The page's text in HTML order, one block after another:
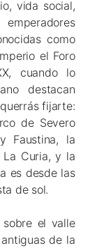
vida social,
como
el Foro
cuando lo
destacan
fijarte:
de Severo
Faustina, la
La Curia, y la
es desde las
de sol.
el valle
de la